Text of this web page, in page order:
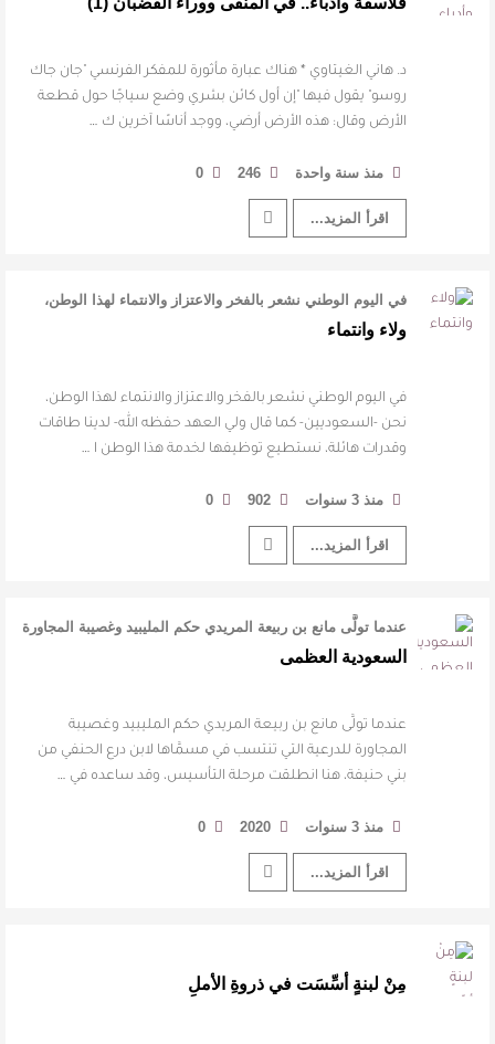
​ اللون الأحمر وشاح سردية الأدب وسر رمزية
د. هاني الغيتاوي * هناك عبارة مأثورة للمفكر الفرنسي "جان جاك
روسو" يقول فيها "إن أول كائن بشري وضع سياجًا حول قطعة
الأرض وقال: هذه الأرض أرضي، ووجد أناسًا آخرين ك …
منذ سنة واحدة 246
0
اقرأ المزيد...
في اليوم الوطني نشعر بالفخر والاعتزاز والانتماء لهذا الوطن،
نحن -السعوديين- كما …
ولاء وانتماء
في اليوم الوطني نشعر بالفخر والاعتزاز والانتماء لهذا الوطن،
نحن -السعوديين- كما قال ولي العهد حفظه الله- لدينا طاقات
وقدرات هائلة، نستطيع توظيفها لخدمة هذا الوطن ا …
منذ 3 سنوات 902
0
اقرأ المزيد...
عندما تولَّى مانع بن ربيعة المريدي حكم المليبيد وغصيبة المجاورة
للدرعية التي تنت …
السعودية العظمى
عندما تولَّى مانع بن ربيعة المريدي حكم المليبيد وغصيبة
المجاورة للدرعية التي تنتسب في مسمَّاها لابن درع الحنفي من
بني حنيفة، هنا انطلقت مرحلة التأسيس، وقد ساعده في …
منذ 3 سنوات 2020
0
اقرأ المزيد...
مِنْ لبنةٍ أسِّسَت في ذروةِ الأملِ